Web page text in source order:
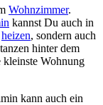
Wohnzimmer.
kannst Du auch in
heizen, sondern auch
hinter dem
kleinste Wohnung
kann auch ein